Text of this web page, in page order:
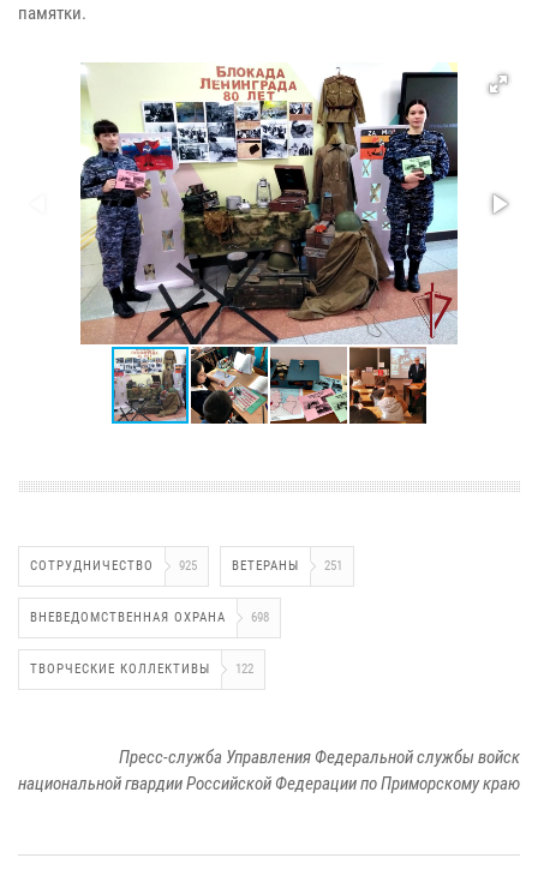
памятки.
СОТРУДНИЧЕСТВО 925 ВЕТЕРАНЫ 251
ВНЕВЕДОМСТВЕННАЯ ОХРАНА 698
ТВОРЧЕСКИЕ КОЛЛЕКТИВЫ 122
Пресс-служба Управления Федеральной службы войск
национальной гвардии Российской Федерации по Приморскому краю